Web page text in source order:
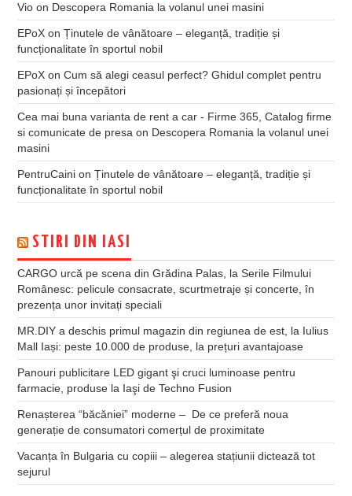
Vio on Descopera Romania la volanul unei masini
EPoX onȚinutele de vânătoare – eleganță, tradiție și
funcționalitate în sportul nobil
EPoX onCum să alegi ceasul perfect? Ghidul complet pentru
pasionați și începători
Cea mai buna varianta de rent a car - Firme 365, Catalog firme
si comunicate de presa on Descopera Romania la volanul unei
masini
PentruCaini onȚinutele de vânătoare – eleganță, tradiție și
funcționalitate în sportul nobil
STIRI DIN IASI
CARGO urcă pe scena din Grădina Palas, la Serile Filmului
Românesc: pelicule consacrate, scurtmetraje și concerte, în
prezența unor invitați speciali
MR.DIY a deschis primul magazin din regiunea de est, la Iulius
Mall Iași: peste 10.000 de produse, la prețuri avantajoase
Panouri publicitare LED gigant şi cruci luminoase pentru
farmacie, produse la Iaşi de Techno Fusion
Renașterea “băcăniei” moderne – De ce preferă noua
generație de consumatori comerțul de proximitate
Vacanța în Bulgaria cu copiii – alegerea stațiunii dictează tot
sejurul